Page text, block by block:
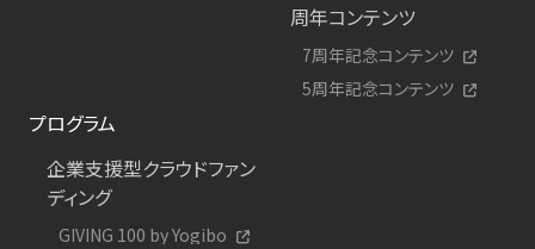
周年コンテンツ
7周年記念コンテンツ
5周年記念コンテンツ
プログラム
企業支援型クラウドファン
ディング
GIVING 100 by Yogibo